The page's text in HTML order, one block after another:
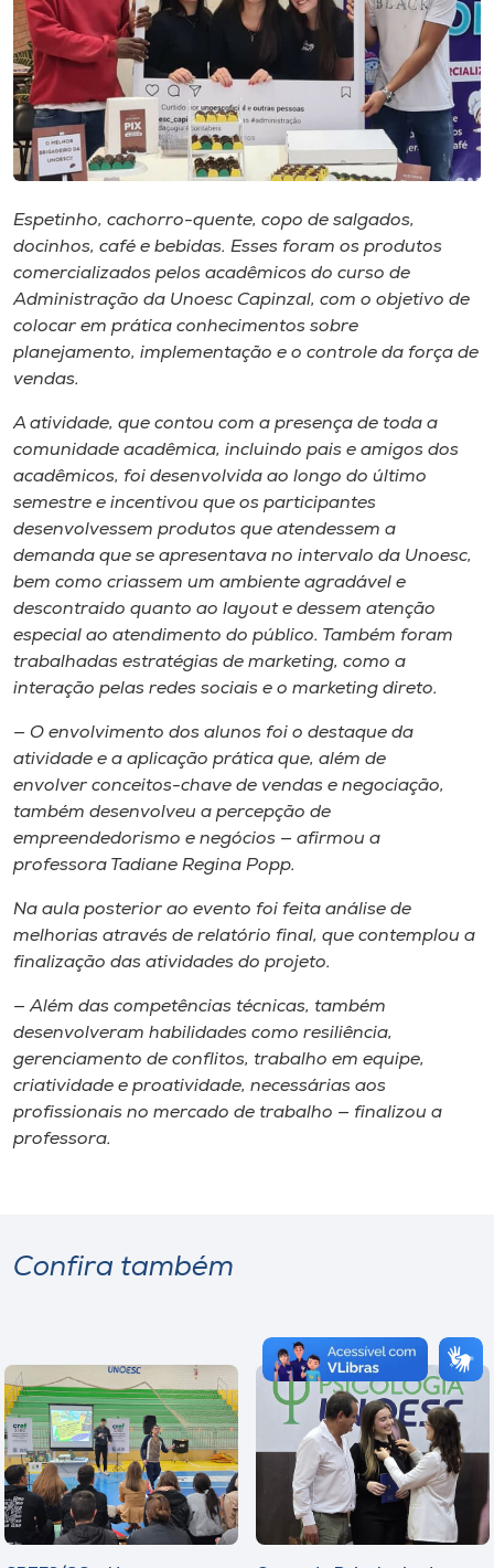
Rádio
Museu
Unoesc
Selecione
Espetinho, cachorro-quente, copo de salgados,
docinhos, café e bebidas. Esses foram os produtos
comercializados pelos acadêmicos do curso de
Administração da Unoesc Capinzal, com o objetivo de
colocar em prática conhecimentos sobre
planejamento, implementação e o controle da força de
vendas.
A atividade, que contou com a presença de toda a
comunidade acadêmica, incluindo pais e amigos dos
acadêmicos, foi desenvolvida ao longo do último
semestre e incentivou que os participantes
desenvolvessem produtos que atendessem a
demanda que se apresentava no intervalo da Unoesc,
bem como criassem um ambiente agradável e
descontraido quanto ao layout e dessem atenção
especial ao atendimento do público. Também foram
trabalhadas estratégias de marketing, como a
interação pelas redes sociais e o marketing direto.
— O envolvimento dos alunos foi o destaque da
atividade e a aplicação prática que, além de
envolver conceitos-chave de vendas e negociação,
também desenvolveu a percepção de
empreendedorismo e negócios — afirmou a
professora Tadiane Regina Popp.
Na aula posterior ao evento foi feita análise de
melhorias através de relatório final, que contemplou a
finalização das atividades do projeto.
— Além das competências técnicas, também
desenvolveram habilidades como resiliência,
gerenciamento de conflitos, trabalho em equipe,
criatividade e proatividade, necessárias aos
profissionais no mercado de trabalho — finalizou a
professora.
Confira também